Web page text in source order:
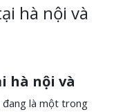
hà nội và
hà nội và
đang là một trong